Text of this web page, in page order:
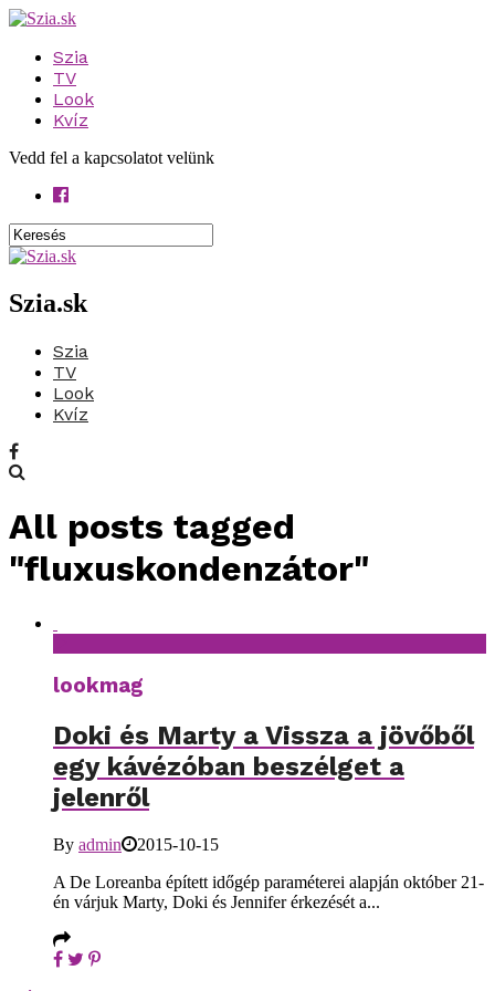
Szia
TV
Look
Kvíz
Vedd fel a kapcsolatot velünk
Szia.sk
Szia
TV
Look
Kvíz
All posts tagged
"fluxuskondenzátor"
lookmag
Doki és Marty a Vissza a jövőből
egy kávézóban beszélget a
jelenről
By admin
2015-10-15
A De Loreanba épített időgép paraméterei alapján október 21-
én várjuk Marty, Doki és Jennifer érkezését a...